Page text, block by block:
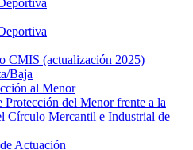
CMIS (actualización 2025)
Baja
al Menor
Protección del Menor frente a la
Círculo Mercantil e Industrial de
Actuación